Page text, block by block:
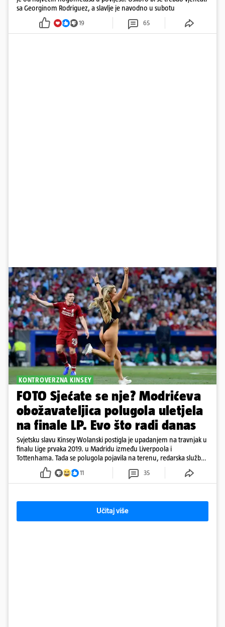
sa Georginom Rodriguez, a slavlje je navodno u subotu
19 65
KONTROVERZNA KINSEY
FOTO Sjećate se nje? Modrićeva
obožavateljica polugola uletjela
na finale LP. Evo što radi danas
Svjetsku slavu Kinsey Wolanski postigla je upadanjem na travnjak u
finalu Lige prvaka 2019. u Madridu između Liverpoola i
Tottenhama. Tada se polugola pojavila na terenu, redarska služba
ju je lovila po travnjaku, a njezine fotografije obišle su svijet.
11 35
Učitaj više